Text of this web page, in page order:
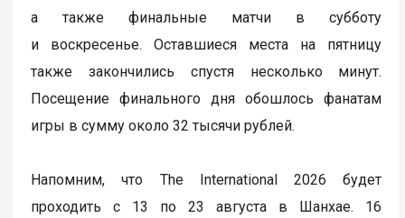
а также финальные матчи в субботу
и воскресенье. Оставшиеся места на пятницу
также закончились спустя несколько минут.
Посещение финального дня обошлось фанатам
игры в сумму около 32 тысячи рублей.
Напомним, что The International 2026 будет
проходить с 13 по 23 августа в Шанхае. 16